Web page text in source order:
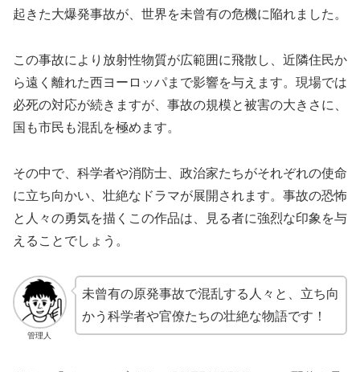
起きた大爆発事故が、世界を未曾有の危機に陥れました。
この事故により放射性物質が広範囲に飛散し、近隣住民か
ら遠く離れた西ヨーロッパまで影響を与えます。現場では
必死の対応が続きますが、事故の規模と被害の大きさに、
国も市民も混乱を極めます。
その中で、科学者や消防士、政治家たちがそれぞれの使命
に立ち向かい、壮絶なドラマが展開されます。事故の恐怖
と人々の勇気を描くこの作品は、見る者に強烈な印象を与
えることでしょう。
管理人
未曾有の原発事故で混乱する人々と、立ち向
かう科学者や官僚たちの壮絶な物語です！